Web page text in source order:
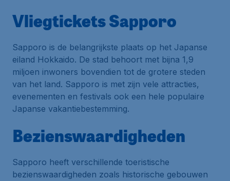
Vliegtickets Sapporo
Sapporo is de belangrijkste plaats op het Japanse
eiland Hokkaido. De stad behoort met bijna 1,9
miljoen inwoners bovendien tot de grotere steden
van het land. Sapporo is met zijn vele attracties,
evenementen en festivals ook een hele populaire
Japanse vakantiebestemming.
Bezienswaardigheden
Sapporo heeft verschillende toeristische
bezienswaardigheden zoals historische gebouwen